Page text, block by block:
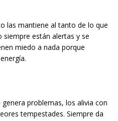
las mantiene al tanto de lo que
están alertas y se
miedo a nada porque
problemas, los alivia con
tempestades. Siempre da